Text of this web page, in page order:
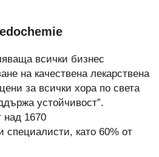
всички бизнес
на качествена лекарствена
за всички хора по света
устойчивост”.
над 1670
специалисти, като 60% от